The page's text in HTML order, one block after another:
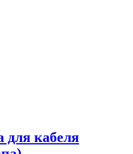
для кабеля